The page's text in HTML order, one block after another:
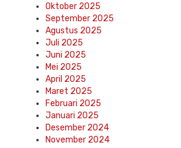
Oktober 2025
September 2025
Agustus 2025
Juli 2025
Juni 2025
Mei 2025
April 2025
Maret 2025
Februari 2025
Januari 2025
Desember 2024
November 2024